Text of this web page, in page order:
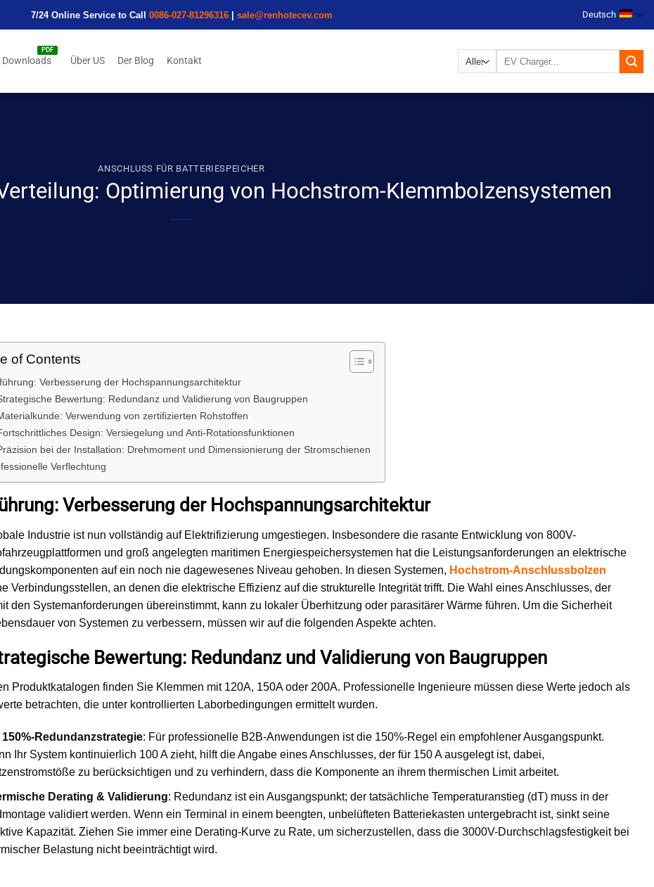
7/24 Online Service to Call 0086-027-81296316| sale@renhotecev.com Deutsch
Downloads Über US Der Blog Kontakt
ANSCHLUSS FÜR BATTERIESPEICHER
Optimierung von Hochstrom-Klemmbolzensystemen
of Contents
Verbesserung der Hochspannungsarchitektur
Bewertung: Redundanz und Validierung von Baugruppen
Verwendung von zertifizierten Rohstoffen
Design: Versiegelung und Anti-Rotationsfunktionen
bei der Installation: Drehmoment und Dimensionierung der Stromschienen
Verflechtung
Verbesserung der Hochspannungsarchitektur
Industrie ist nun vollständig auf Elektrifizierung umgestiegen. Insbesondere die rasante Entwicklung von 800V-
und groß angelegten maritimen Energiespeichersystemen hat die Leistungsanforderungen an elektrische
auf ein noch nie dagewesenes Niveau gehoben. In diesen Systemen, Hochstrom-Anschlussbolzen
Verbindungsstellen, an denen die elektrische Effizienz auf die strukturelle Integrität trifft. Die Wahl eines Anschlusses, der
den Systemanforderungen übereinstimmt, kann zu lokaler Überhitzung oder parasitärer Wärme führen. Um die Sicherheit
von Systemen zu verbessern, müssen wir auf die folgenden Aspekte achten.
Bewertung: Redundanz und Validierung von Baugruppen
Produktkatalogen finden Sie Klemmen mit 120A, 150A oder 200A. Professionelle Ingenieure müssen diese Werte jedoch als
betrachten, die unter kontrollierten Laborbedingungen ermittelt wurden.
150%-Redundanzstrategie: Für professionelle B2B-Anwendungen ist die 150%-Regel ein empfohlener Ausgangspunkt.
Ihr System kontinuierlich 100 A zieht, hilft die Angabe eines Anschlusses, der für 150 A ausgelegt ist, dabei,
zu berücksichtigen und zu verhindern, dass die Komponente an ihrem thermischen Limit arbeitet.
Derating & Validierung: Redundanz ist ein Ausgangspunkt; der tatsächliche Temperaturanstieg (dT) muss in der
validiert werden. Wenn ein Terminal in einem beengten, unbelüfteten Batteriekasten untergebracht ist, sinkt seine
Kapazität. Ziehen Sie immer eine Derating-Kurve zu Rate, um sicherzustellen, dass die 3000V-Durchschlagsfestigkeit bei
Belastung nicht beeinträchtigt wird.